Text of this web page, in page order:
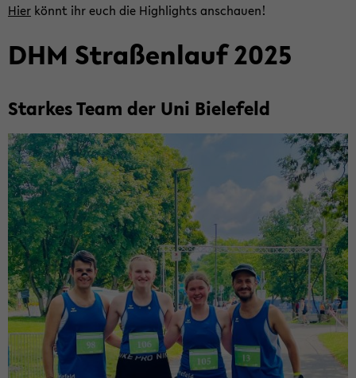
Hier könnt ihr euch die High­lights an­schau­en!
DHM Stra­ßen­lauf 2025
Star­kes Team der Uni Bie­le­feld